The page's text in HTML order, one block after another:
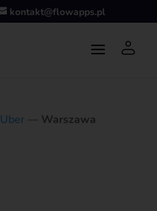
kontakt@flowapps.pl
Uber Warszawa